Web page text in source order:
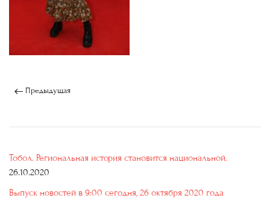
Предыдущая
Тобол. Региональная история становится национальной.
26.10.2020
Выпуск новостей в 9:00 сегодня, 26 октября 2020 года